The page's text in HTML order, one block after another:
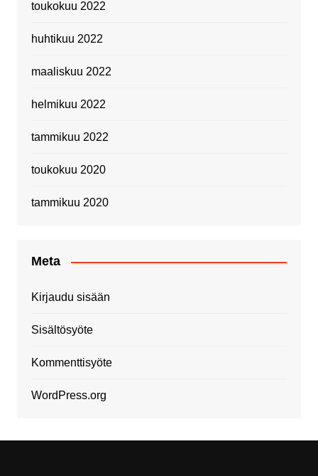
toukokuu 2022
huhtikuu 2022
maaliskuu 2022
helmikuu 2022
tammikuu 2022
toukokuu 2020
tammikuu 2020
Meta
Kirjaudu sisään
Sisältösyöte
Kommenttisyöte
WordPress.org